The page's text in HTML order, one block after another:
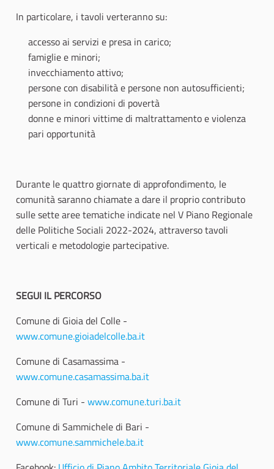
In particolare, i tavoli verteranno su:
accesso ai servizi e presa in carico;
famiglie e minori;
invecchiamento attivo;
persone con disabilità e persone non autosufficienti;
persone in condizioni di povertà
donne e minori vittime di maltrattamento e violenza
pari opportunità
Durante le quattro giornate di approfondimento, le
comunità saranno chiamate a dare il proprio contributo
sulle sette aree tematiche indicate nel V Piano Regionale
delle Politiche Sociali 2022-2024, attraverso tavoli
verticali e metodologie partecipative.
SEGUI IL PERCORSO
Comune di Gioia del Colle -
www.comune.gioiadelcolle.ba.it
Comune di Casamassima -
www.comune.casamassima.ba.it
Comune di Turi - www.comune.turi.ba.it
Comune di Sammichele di Bari -
www.comune.sammichele.ba.it